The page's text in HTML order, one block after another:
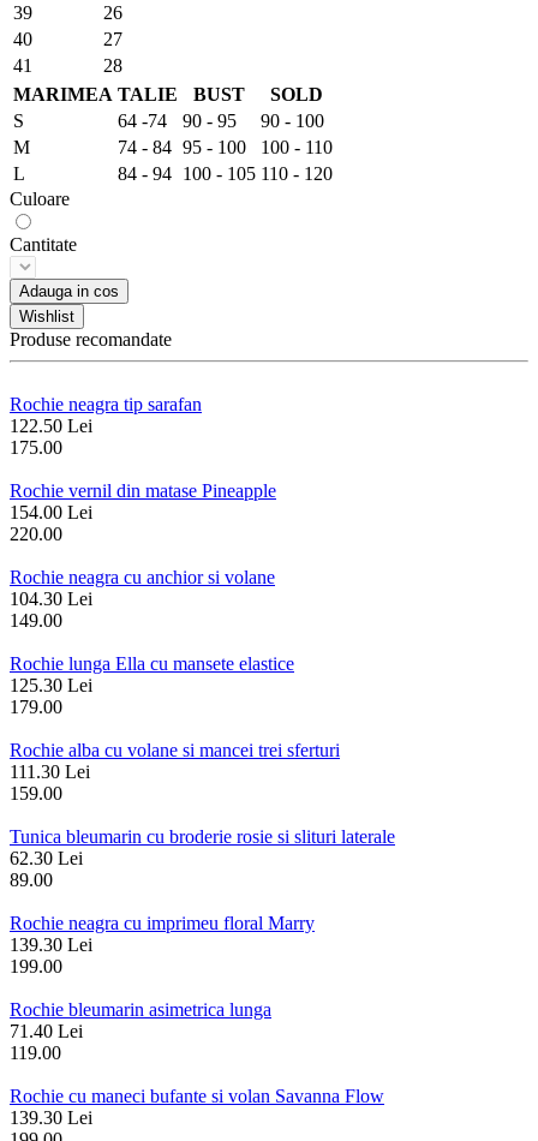
39
26
40
27
41
28
MARIMEA TALIE BUST
SOLD
S
64 -74 90 - 95
90 - 100
M
74 - 84 95 - 100
100 - 110
L
84 - 94 100 - 105 110 - 120
Culoare
Cantitate
Adauga in cos
Wishlist
Produse recomandate
Rochie neagra tip sarafan
122.50 Lei
175.00
Rochie vernil din matase Pineapple
154.00 Lei
220.00
Rochie neagra cu anchior si volane
104.30 Lei
149.00
Rochie lunga Ella cu mansete elastice
125.30 Lei
179.00
Rochie alba cu volane si mancei trei sferturi
111.30 Lei
159.00
Tunica bleumarin cu broderie rosie si slituri laterale
62.30 Lei
89.00
Rochie neagra cu imprimeu floral Marry
139.30 Lei
199.00
Rochie bleumarin asimetrica lunga
71.40 Lei
119.00
Rochie cu maneci bufante si volan Savanna Flow
139.30 Lei